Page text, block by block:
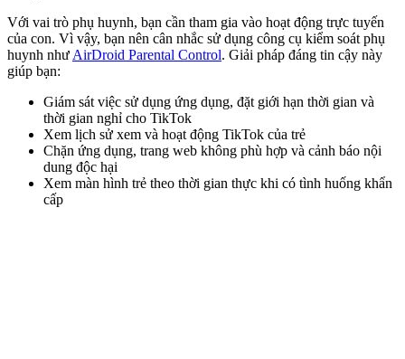
Với vai trò phụ huynh, bạn cần tham gia vào hoạt động trực tuyến
của con. Vì vậy, bạn nên cân nhắc sử dụng công cụ kiểm soát phụ
huynh như AirDroid Parental Control. Giải pháp đáng tin cậy này
giúp bạn:
Giám sát việc sử dụng ứng dụng, đặt giới hạn thời gian và
thời gian nghỉ cho TikTok
Xem lịch sử xem và hoạt động TikTok của trẻ
Chặn ứng dụng, trang web không phù hợp và cảnh báo nội
dung độc hại
Xem màn hình trẻ theo thời gian thực khi có tình huống khẩn
cấp